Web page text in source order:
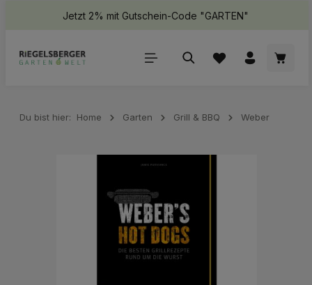
springenJetzt 2% mit Gutschein-Code "GARTEN"
Du bist hier: Home Garten Grill & BBQ Weber